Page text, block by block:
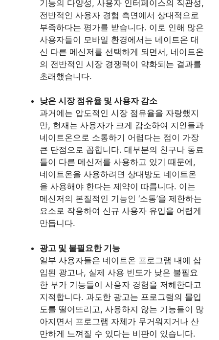
기능의 다양성, 사용자 인터페이스의 직관성,
전반적인 사용자 경험 측면에서 상대적으로
부족하다는 평가를 받습니다. 이로 인해 많은
사용자들이 모바일 환경에서는 네이트온 대
신 다른 메신저를 선택하게 되면서, 네이트온
의 전반적인 시장 경쟁력이 약화되는 결과를
초래했습니다.
낮은 시장 점유율 및 사용자 감소
과거에는 압도적인 시장 점유율을 자랑했지
만, 현재는 사용자가 크게 감소하여 지인들과
네이트온으로 소통하기 어렵다는 점이 가장
큰 단점으로 꼽힙니다. 대부분의 친구나 동료
들이 다른 메신저를 사용하고 있기 때문에,
네이트온을 사용하려면 상대방도 네이트온
을 사용해야 한다는 제약이 따릅니다. 이는
메신저의 본질적인 기능인 ‘소통’을 제한하는
요소로 작용하여 신규 사용자 유입을 어렵게
만듭니다.
광고 및 불필요한 기능
일부 사용자들은 네이트온 프로그램 내에 삽
입된 광고나, 실제 사용 빈도가 낮은 불필요
한 부가 기능들이 사용자 경험을 저해한다고
지적합니다. 과도한 광고는 프로그램의 몰입
도를 떨어뜨리고, 사용하지 않는 기능들이 많
아지면서 프로그램 자체가 무거워지거나 산
만하게 느껴질 수 있다는 비판이 있습니다.